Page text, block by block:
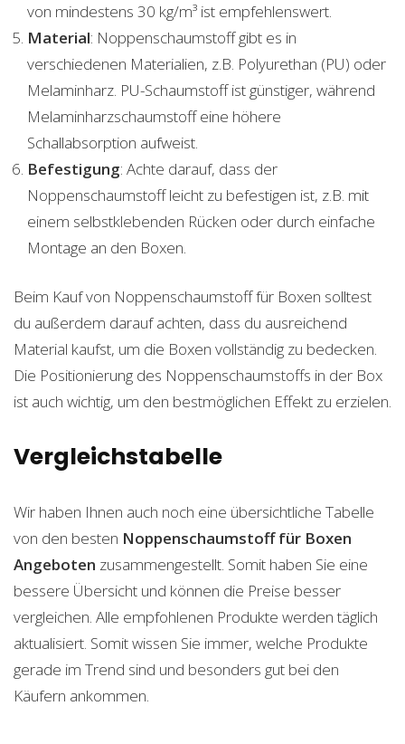
von mindestens 30 kg/m³ ist empfehlenswert.
Material: Noppenschaumstoff gibt es in
verschiedenen Materialien, z.B. Polyurethan (PU) oder
Melaminharz. PU-Schaumstoff ist günstiger, während
Melaminharzschaumstoff eine höhere
Schallabsorption aufweist.
Befestigung: Achte darauf, dass der
Noppenschaumstoff leicht zu befestigen ist, z.B. mit
einem selbstklebenden Rücken oder durch einfache
Montage an den Boxen.
Beim Kauf von Noppenschaumstoff für Boxen solltest
du außerdem darauf achten, dass du ausreichend
Material kaufst, um die Boxen vollständig zu bedecken.
Die Positionierung des Noppenschaumstoffs in der Box
ist auch wichtig, um den bestmöglichen Effekt zu erzielen.
Vergleichstabelle
Wir haben Ihnen auch noch eine übersichtliche Tabelle
von den besten Noppenschaumstoff für Boxen
Angeboten zusammengestellt. Somit haben Sie eine
bessere Übersicht und können die Preise besser
vergleichen. Alle empfohlenen Produkte werden täglich
aktualisiert. Somit wissen Sie immer, welche Produkte
gerade im Trend sind und besonders gut bei den
Käufern ankommen.